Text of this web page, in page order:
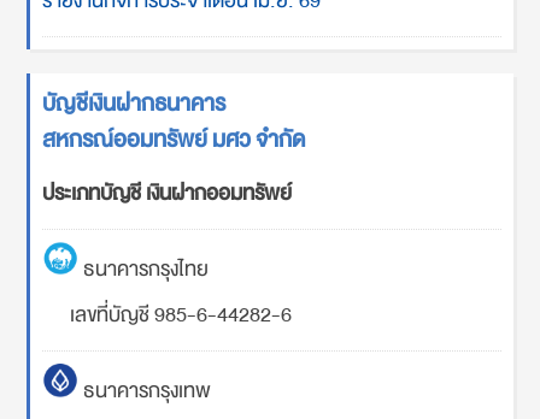
บัญชีเงินฝากธนาคาร
สหกรณ์ออมทรัพย์ มศว จำกัด
ประเภทบัญชี เงินฝากออมทรัพย์
ธนาคารกรุงไทย
เลขที่บัญชี 985-6-44282-6
ธนาคารกรุงเทพ